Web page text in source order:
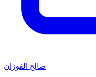
صالح الفوزان